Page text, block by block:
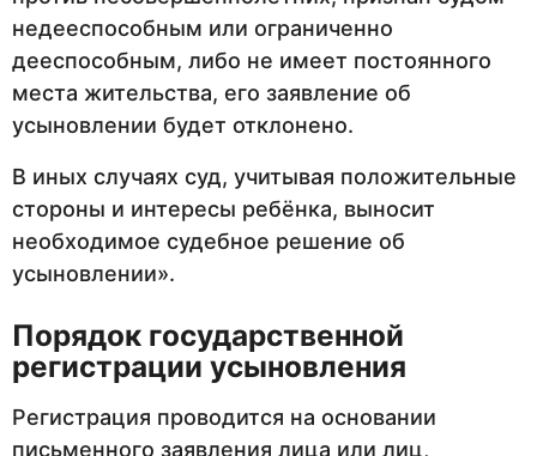
недееспособным или ограниченно
дееспособным, либо не имеет постоянного
места жительства, его заявление об
усыновлении будет отклонено.
В иных случаях суд, учитывая положительные
стороны и интересы ребёнка, выносит
необходимое судебное решение об
усыновлении».
Порядок государственной
регистрации усыновления
Регистрация проводится на основании
письменного заявления лица или лиц,